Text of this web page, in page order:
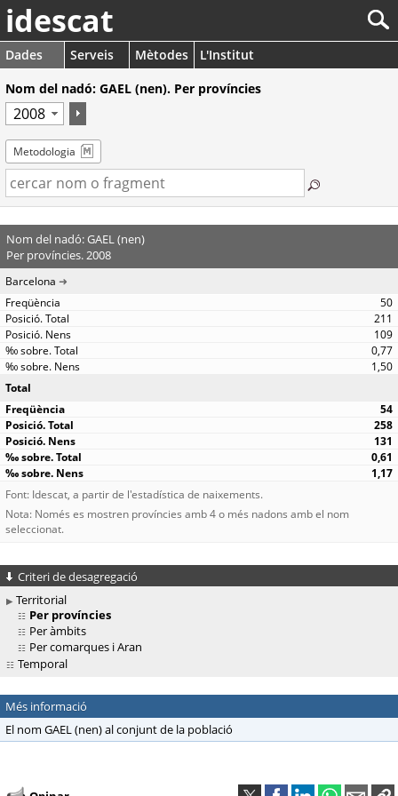
idescat
Dades Serveis Mètodes
L'Institut
Nom del nadó: GAEL (nen). Per províncies
Metodologia
Nom del nadó: GAEL (nen)
Per províncies. 2008
Barcelona
50
211
109
0,77
1,50
Total
54
258
131
0,61
1,17
Font: Idescat, a partir de l'estadística de naixements.
Nota: Només es mostren províncies amb 4 o més nadons amb el nom
seleccionat.
Criteri de desagregació
Territorial
Per províncies
Per àmbits
Per comarques i Aran
Temporal
Més informació
El nom GAEL (nen) al conjunt de la població